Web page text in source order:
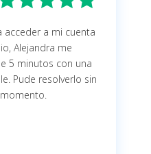
acceder a mi cuenta
Alejandra me
5 minutos con una
Pude resolverlo sin